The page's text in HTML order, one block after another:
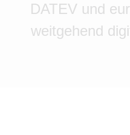
DATEV und
weitgehend